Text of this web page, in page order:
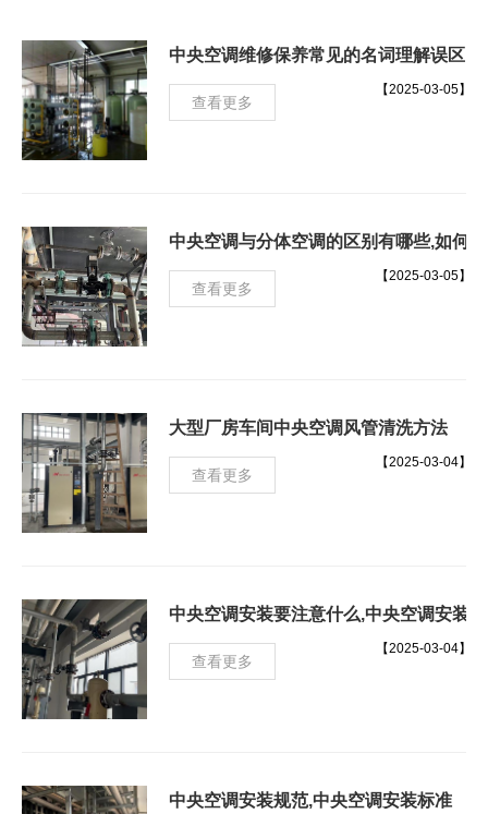
中央空调维修保养常见的名词理解误区
【2025-03-05】
查看更多
中央空调与分体空调的区别有哪些,如何
【2025-03-05】
查看更多
大型厂房车间中央空调风管清洗方法
【2025-03-04】
查看更多
中央空调安装要注意什么,中央空调安装
【2025-03-04】
查看更多
中央空调安装规范,中央空调安装标准